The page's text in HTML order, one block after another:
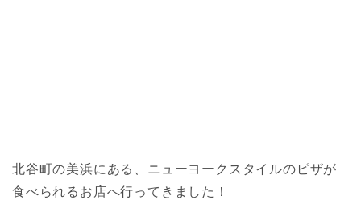
北谷町の美浜にある、ニューヨークスタイルのピザが
食べられるお店へ行ってきました！